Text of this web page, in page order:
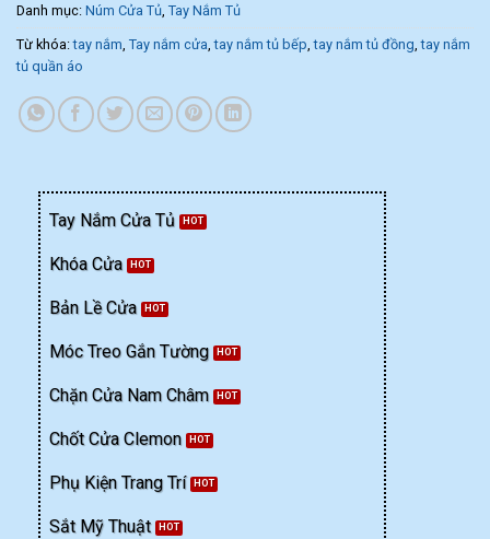
Danh mục: Núm Cửa Tủ Tay Nắm Tủ
Từ khóa:tay nắm Tay nắm cửa ,tay nắm tủ bếp ,tay nắm tủ đồng ,tay nắm
tủ quần áo
Tay Nắm Cửa Tủ
Khóa Cửa
Bản Lề Cửa
Móc Treo Gắn Tường
Chặn Cửa Nam Châm
Chốt Cửa Clemon
Phụ Kiện Trang Trí
Sắt Mỹ Thuật